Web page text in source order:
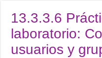
13.3.3.6
laboratorio:
usuarios y